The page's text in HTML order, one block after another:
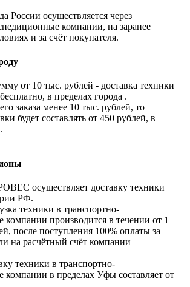
России осуществляется через
компании, на заранее
и за счёт покупателя.
от 10 тыс. рублей - доставка техники
в пределах города .
заказа менее 10 тыс. рублей, то
будет составлять от 450 рублей, в
осуществляет доставку техники
РФ.
техники в транспортно-
компании производится в течении от 1
после поступления 100% оплаты за
на расчётный счёт компании
техники в транспортно-
компании в пределах Уфы составляет от